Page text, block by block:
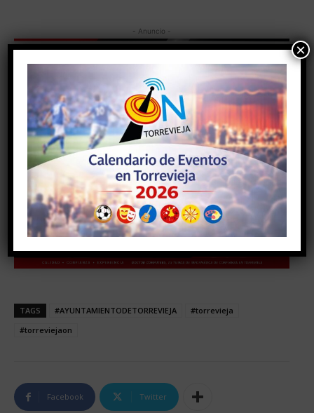
- Anuncio -
TAGS #AYUNTAMIENTODETORREVIEJA
#torrevieja
#torreviejaon
Facebook Twitter
×